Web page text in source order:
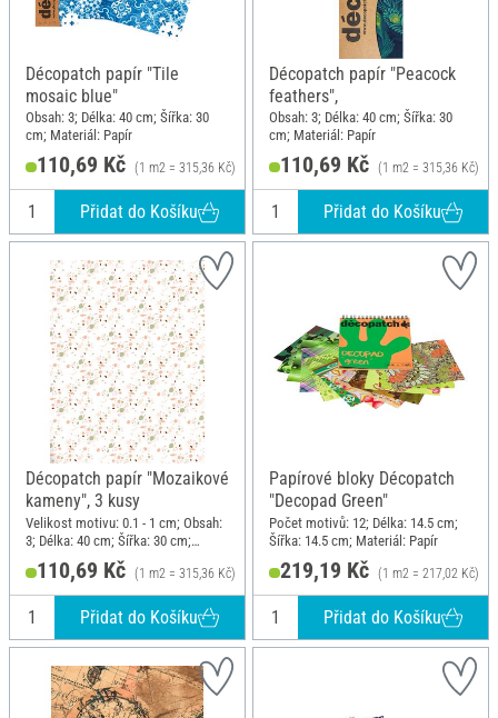
Décopatch papír "Tile
mosaic blue"
Obsah: 3; Délka: 40 cm; Šířka: 30
cm; Materiál: Papír
110,69 Kč (1 m2 = 315,36 Kč)
Přidat do Košíku
Décopatch papír "Peacock
feathers",
Obsah: 3; Délka: 40 cm; Šířka: 30
cm; Materiál: Papír
110,69 Kč (1 m2 = 315,36 Kč)
Přidat do Košíku
Décopatch papír "Mozaikové
kameny", 3 kusy
Velikost motivu: 0.1 - 1 cm; Obsah:
3; Délka: 40 cm; Šířka: 30 cm;
Materiál: Papír
110,69 Kč (1 m2 = 315,36 Kč)
Přidat do Košíku
Papírové bloky Décopatch
"Decopad Green"
Počet motivů: 12; Délka: 14.5 cm;
Šířka: 14.5 cm; Materiál: Papír
219,19 Kč (1 m2 = 217,02 Kč)
Přidat do Košíku